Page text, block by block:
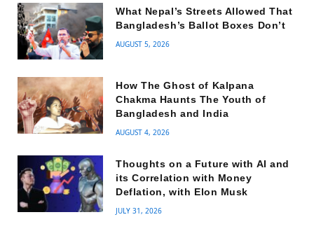
What Nepal’s Streets Allowed That
Bangladesh’s Ballot Boxes Don’t
AUGUST 5, 2026
How The Ghost of Kalpana
Chakma Haunts The Youth of
Bangladesh and India
AUGUST 4, 2026
Thoughts on a Future with AI and
its Correlation with Money
Deflation, with Elon Musk
JULY 31, 2026